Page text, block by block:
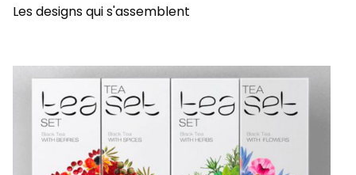
Les designs qui s'assemblent